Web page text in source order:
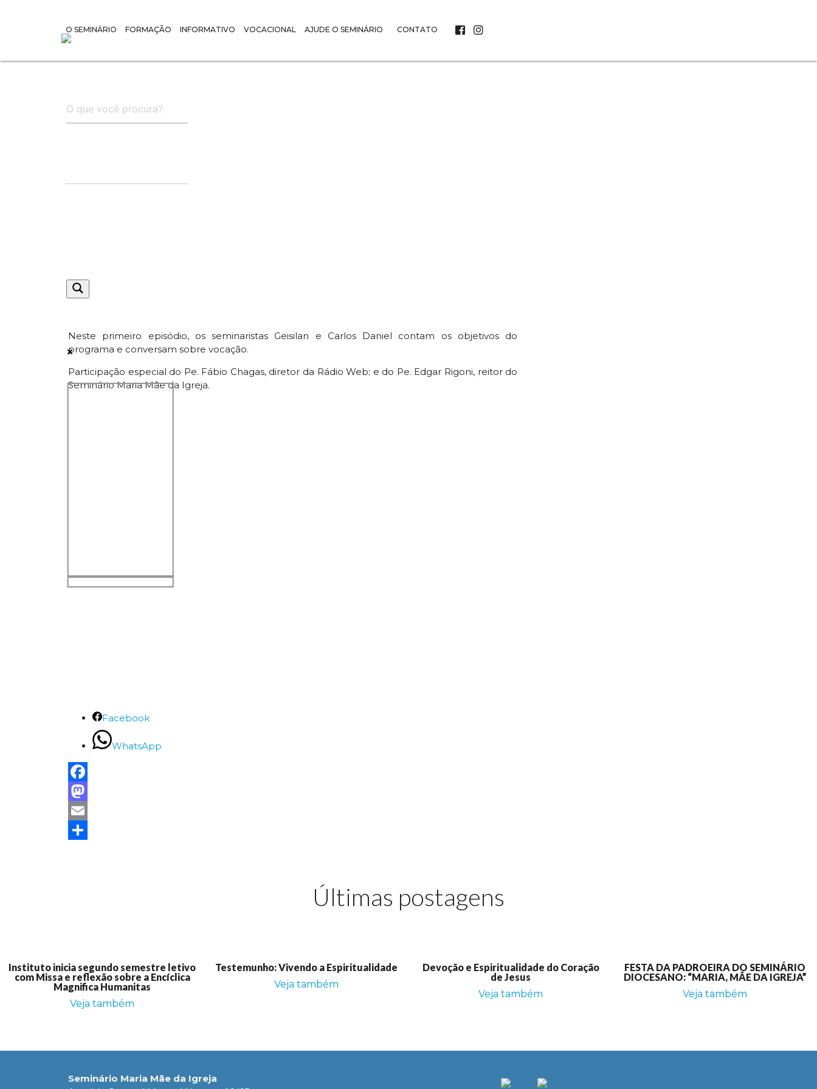
O SEMINÁRIO FORMAÇÃO INFORMATIVO VOCACIONAL AJUDE O SEMINÁRIO CONTATO
#01. Programa “Vem e Segue-me”
Neste primeiro episódio, os seminaristas Geisilan e Carlos Daniel contam os objetivos do
programa e conversam sobre vocação.
Participação especial do Pe. Fábio Chagas, diretor da Rádio Web; e do Pe. Edgar Rigoni, reitor do
Seminário Maria Mãe da Igreja.
Facebook
WhatsApp
Facebook
Mastodon
Email
Últimas postagens
Instituto inicia segundo semestre letivo
com Missa e reflexão sobre a Encíclica
Magnifica Humanitas
Veja também
Testemunho: Vivendo a Espiritualidade
Veja também
Devoção e Espiritualidade do Coração
de Jesus
Veja também
FESTA DA PADROEIRA DO SEMINÁRIO
DIOCESANO: “MARIA, MÃE DA IGREJA”
Veja também
Seminário Maria Mãe da Igreja